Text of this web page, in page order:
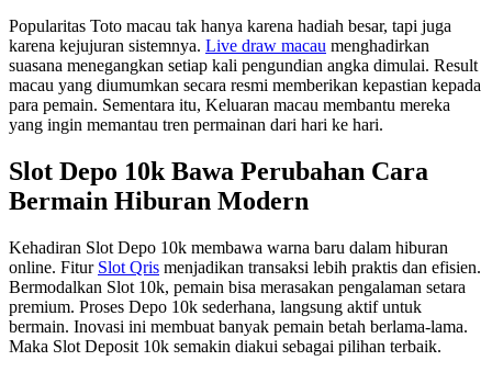
Popularitas Toto macau tak hanya karena hadiah besar, tapi juga
karena kejujuran sistemnya. Live draw macau menghadirkan
suasana menegangkan setiap kali pengundian angka dimulai. Result
macau yang diumumkan secara resmi memberikan kepastian kepada
para pemain. Sementara itu, Keluaran macau membantu mereka
yang ingin memantau tren permainan dari hari ke hari.
Slot Depo 10k Bawa Perubahan Cara
Bermain Hiburan Modern
Kehadiran Slot Depo 10k membawa warna baru dalam hiburan
online. Fitur Slot Qris menjadikan transaksi lebih praktis dan efisien.
Bermodalkan Slot 10k, pemain bisa merasakan pengalaman setara
premium. Proses Depo 10k sederhana, langsung aktif untuk
bermain. Inovasi ini membuat banyak pemain betah berlama-lama.
Maka Slot Deposit 10k semakin diakui sebagai pilihan terbaik.